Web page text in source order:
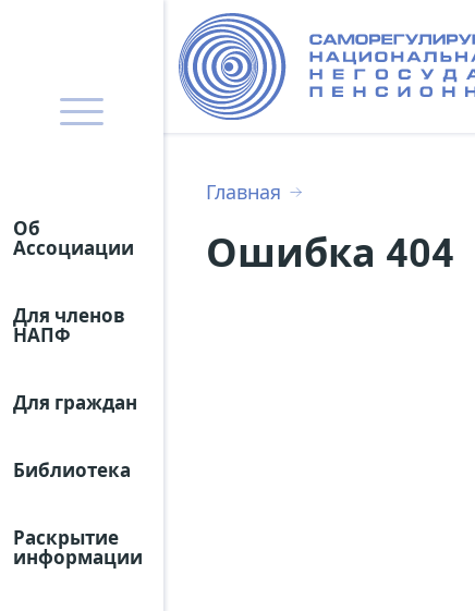
Об
Ассоциации
Для членов
НАПФ
Для граждан
Библиотека
Раскрытие
информации
Главная
Ошибка 404